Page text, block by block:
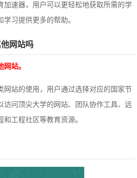
加速器，用户可以更轻松地获取所需的学
习提供更多的帮助。
网站吗
站。‌
网站的使用，用户通过选择对应的国家节
访问顶尖大学的网站、团队协作工具、远
工程社区等教育资源。